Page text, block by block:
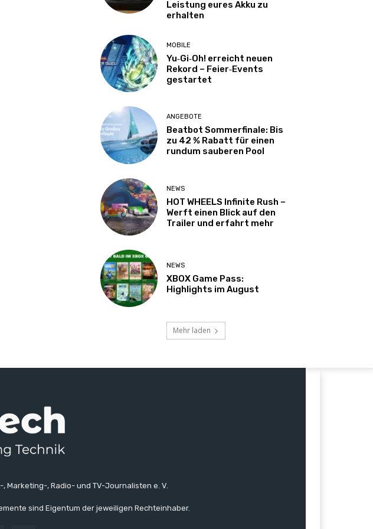
Leistung eures Akku zu
erhalten
MOBILE
Yu‑Gi‑Oh! erreicht neuen
Rekord – Feier‑Events
gestartet
ANGEBOTE
Beatbot Sommerfinale: Bis
zu 42 % Rabatt für einen
rundum sauberen Pool
NEWS
HOT WHEELS Infinite Rush –
Werft einen Blick auf den
Trailer und erfahrt mehr
NEWS
XBOX Game Pass:
Highlights im August
Mehr laden
Marketing-, Radio- und TV-Journalisten e. V.
sind Eigentum der jeweiligen Rechteinhaber.